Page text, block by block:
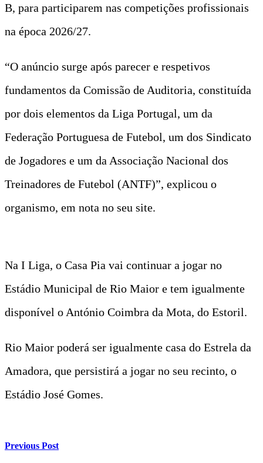
B, para participarem nas competições profissionais
na época 2026/27.
“O anúncio surge após parecer e respetivos
fundamentos da Comissão de Auditoria, constituída
por dois elementos da Liga Portugal, um da
Federação Portuguesa de Futebol, um dos Sindicato
de Jogadores e um da Associação Nacional dos
Treinadores de Futebol (ANTF)”, explicou o
organismo, em nota no seu site.
Na I Liga, o Casa Pia vai continuar a jogar no
Estádio Municipal de Rio Maior e tem igualmente
disponível o António Coimbra da Mota, do Estoril.
Rio Maior poderá ser igualmente casa do Estrela da
Amadora, que persistirá a jogar no seu recinto, o
Estádio José Gomes.
Previous Post